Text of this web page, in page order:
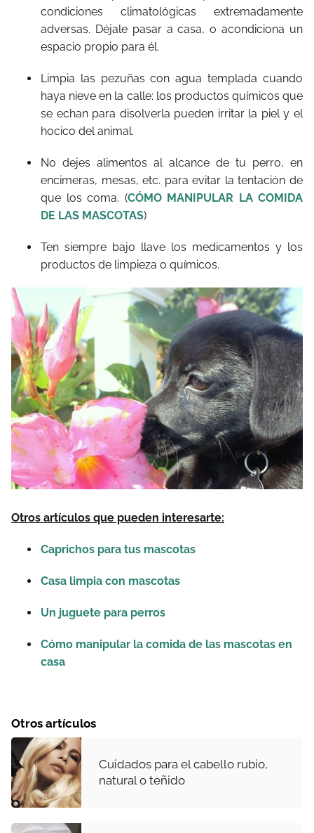
condiciones climatológicas extremadamente
adversas. Déjale pasar a casa, o acondiciona un
espacio propio para él.
Limpia las pezuñas con agua templada cuando
haya nieve en la calle: los productos químicos que
se echan para disolverla pueden irritar la piel y el
hocico del animal.
No dejes alimentos al alcance de tu perro, en
encimeras, mesas, etc. para evitar la tentación de
que los coma. (CÓMO MANIPULAR LA COMIDA
DE LAS MASCOTAS)
Ten siempre bajo llave los medicamentos y los
productos de limpieza o químicos.
Otros artículos que pueden interesarte:
Caprichos para tus mascotas
Casa limpia con mascotas
Un juguete para perros
Cómo manipular la comida de las mascotas en
casa
Otros artículos
Cuidados para el cabello rubio,
natural o teñido